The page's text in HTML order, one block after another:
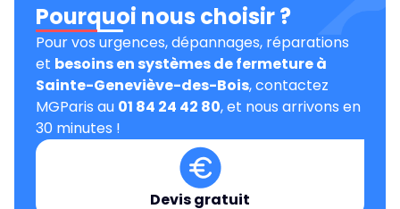
Pourquoi nous choisir ?
Pour vos urgences, dépannages, réparations
et besoins en systèmes de fermeture à
Sainte-Geneviève-des-Bois, contactez
MGParis au 01 84 24 42 80, et nous arrivons en
30 minutes !
Devis gratuit